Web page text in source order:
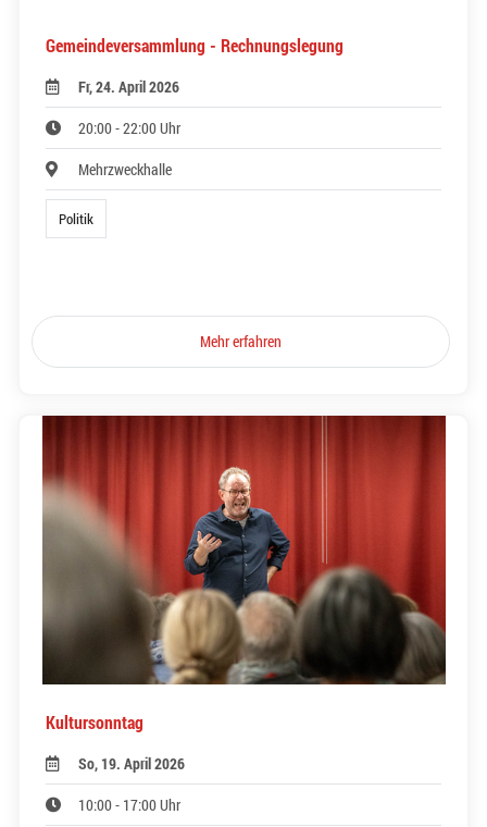
Gemeindeversammlung - Rechnungslegung
Fr, 24. April 2026
20:00 - 22:00 Uhr
Mehrzweckhalle
Politik
Mehr erfahren
Kultursonntag
So, 19. April 2026
10:00 - 17:00 Uhr